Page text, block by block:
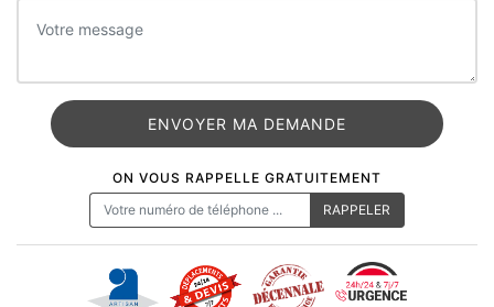
ON VOUS RAPPELLE GRATUITEMENT